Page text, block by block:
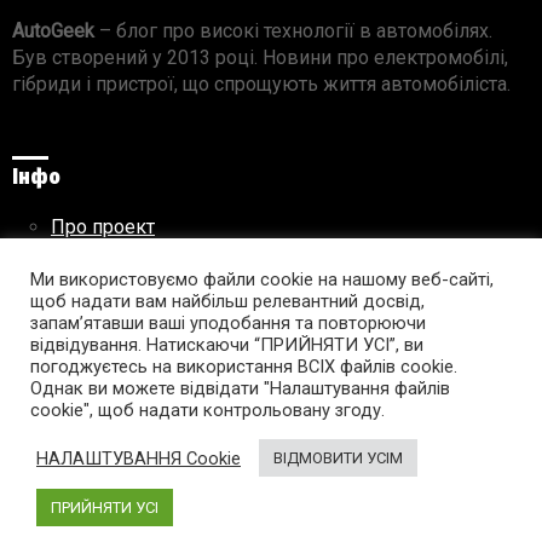
AutoGeek – блог про високі технології в автомобілях.
Був створений у 2013 році. Новини про електромобілі,
гібриди і пристрої, що спрощують життя автомобіліста.
Інфо
Про проект
Правила використання матеріалів
Підпишись на AutoGeek!
facebooktwitter instagramyoutube tumblr linkedin
Ми використовуємо файли cookie на нашому веб-сайті,
щоб надати вам найбільш релевантний досвід,
запам’ятавши ваші уподобання та повторюючи
відвідування. Натискаючи “ПРИЙНЯТИ УСІ”, ви
погоджуєтесь на використання ВСІХ файлів cookie.
Однак ви можете відвідати "Налаштування файлів
cookie", щоб надати контрольовану згоду.
НАЛАШТУВАННЯ Cookie ВІДМОВИТИ УСІМ
ПРИЙНЯТИ УСІ